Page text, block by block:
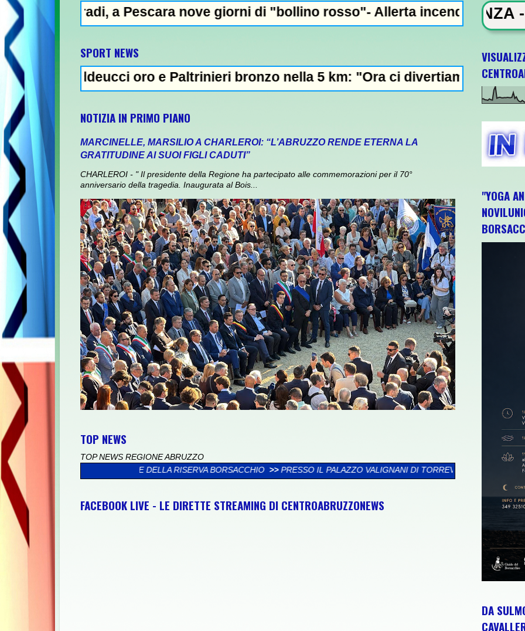
a Pescara nove giorni di "bollino rosso"- Allerta incendi in Abruzzo,
SPORT NEWS
oro e Paltrinieri bronzo nella 5 km: "Ora ci divertiamo in staffetta"- L'Italia
NOTIZIA IN PRIMO PIANO
MARCINELLE, MARSILIO A CHARLEROI: “L’ABRUZZO RENDE ETERNA LA
GRATITUDINE AI SUOI FIGLI CADUTI”
CHARLEROI - " Il presidente della Regione ha partecipato alle commemorazioni per il 70°
anniversario della tragedia. Inaugurata al Bois...
TOP NEWS
TOP NEWS REGIONE ABRUZZO
DELLA RISERVA BORSACCHIO >> PRESSO IL PALAZZO VALIGNANI DI TORREVECCHIA TEATINA SI CHIUDE LA XXVI RASSEGNA
FACEBOOK LIVE - LE DIRETTE STREAMING DI CENTROABRUZZONEWS
NEWS IN EVIDENZA - Raid russi
"YOGA
DA